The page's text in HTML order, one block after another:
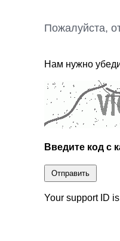
Пожалуйста,
Нам нужно
Введите код с
Отправить
Your support ID